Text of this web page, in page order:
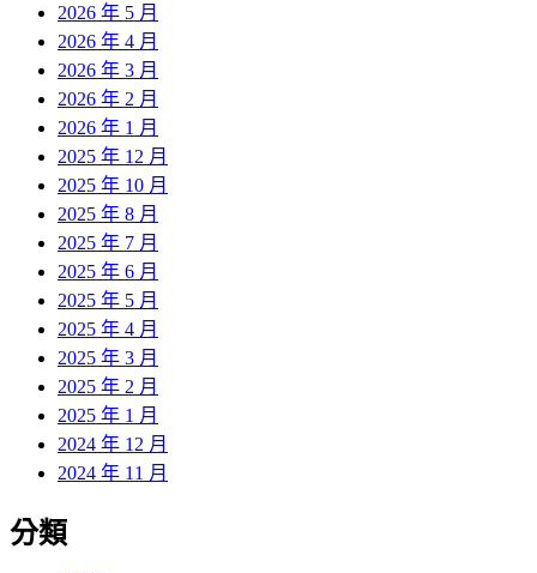
2026 年 5 月
2026 年 4 月
2026 年 3 月
2026 年 2 月
2026 年 1 月
2025 年 12 月
2025 年 10 月
2025 年 8 月
2025 年 7 月
2025 年 6 月
2025 年 5 月
2025 年 4 月
2025 年 3 月
2025 年 2 月
2025 年 1 月
2024 年 12 月
2024 年 11 月
分類